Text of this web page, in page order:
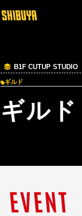
B1F CUTUP STUDIO
ギルド
ギル
EVENT